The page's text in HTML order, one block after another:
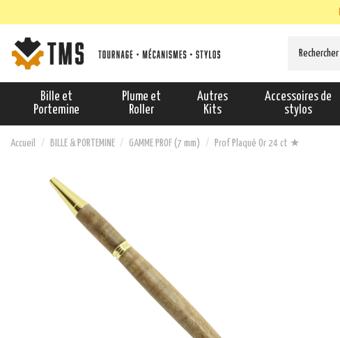
Bille et
Portemine
Plume et
Roller
Autres
Kits
Accessoires de
stylos
Accueil BILLE & PORTEMINE GAMME PROF (7 mm) Prof Plaqué Or 24 ct ★